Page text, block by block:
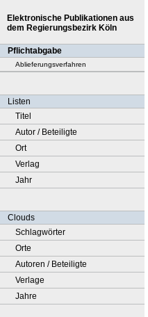
Elektronische Publikationen aus
dem Regierungsbezirk Köln
Pflichtabgabe
Ablieferungsverfahren
Listen
Titel
Autor / Beteiligte
Ort
Verlag
Jahr
Clouds
Schlagwörter
Orte
Autoren / Beteiligte
Verlage
Jahre